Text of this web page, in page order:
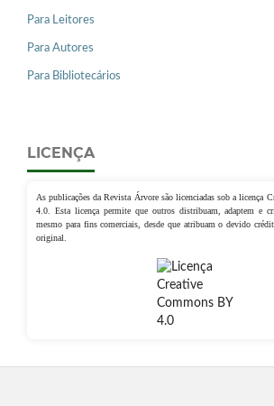
Para Leitores
Para Autores
Para Bibliotecários
LICENÇA
As publicações da Revista Árvore são licenciadas sob a licença
4.0. Esta licença permite que outros distribuam, adaptem e
mesmo para fins comerciais, desde que atribuam o devido
original.